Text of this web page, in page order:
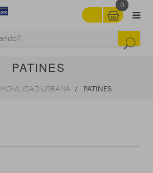
0
PATINES
MOVILIDAD URBANA PATINES